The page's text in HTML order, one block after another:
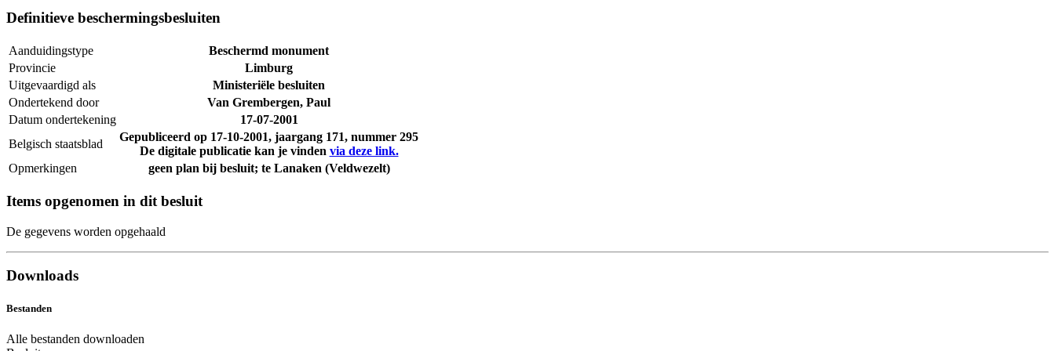
Definitieve beschermingsbesluiten
Aanduidingstype
Beschermd monument
Provincie
Limburg
Uitgevaardigd als
Ministeriële besluiten
Ondertekend door
Van Grembergen, Paul
Datum ondertekening
17-07-2001
Belgisch staatsblad
Gepubliceerd op 17-10-2001, jaargang 171, nummer 295
De digitale publicatie kan je vinden via deze link.
Opmerkingen
geen plan bij besluit; te Lanaken (Veldwezelt)
Items opgenomen in dit besluit
De gegevens worden opgehaald
Downloads
Bestanden
Alle bestanden downloaden